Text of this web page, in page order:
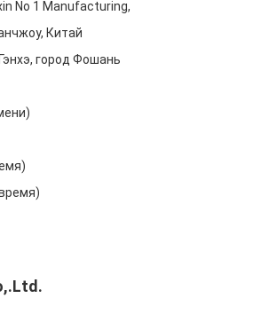
No 1 Manufacturing,
Китай
город Фошань